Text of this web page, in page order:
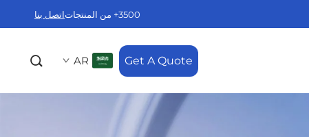
3500+ من المنتجات اتصل بنا
Get A Quote
AR